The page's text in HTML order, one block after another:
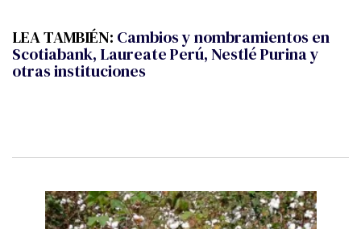
LEA TAMBIÉN: Cambios y nombramientos en
Scotiabank, Laureate Perú, Nestlé Purina y
otras instituciones